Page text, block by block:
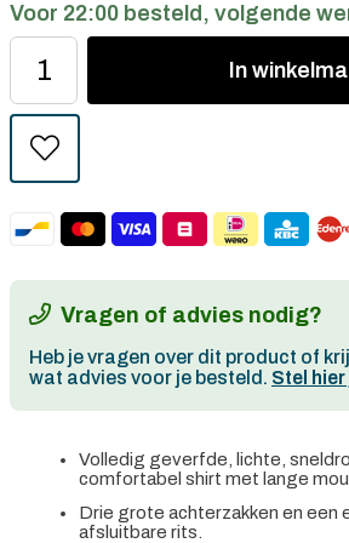
Voor 22:00 besteld, volgende
In
Vragen of advies nodig?
Heb je vragen over dit product of
wat advies voor je besteld. Stel
Volledig geverfde, lichte,
comfortabel shirt met lange
Drie grote achterzakken en een
afsluitbare rits.